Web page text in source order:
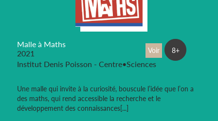
Malle à Maths
2021
Institut Denis Poisson - Centre•Sciences
Une malle qui invite à la curiosité, bouscule l’idée que l’on a
des maths, qui rend accessible la recherche et le
développement des connaissances[...]
Voir 8+